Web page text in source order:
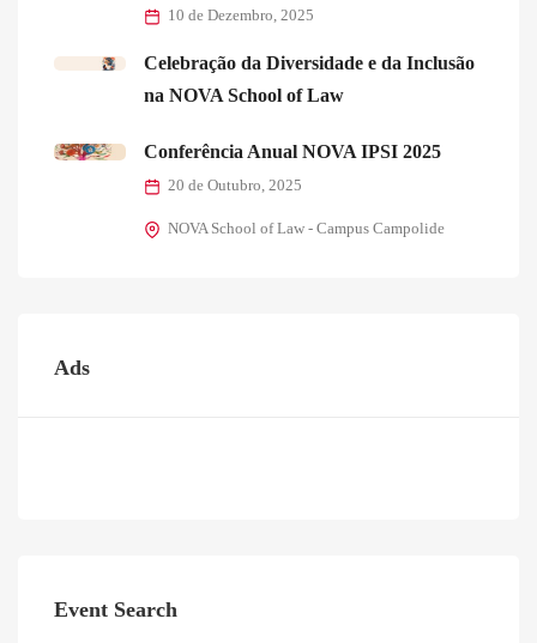
10 de Dezembro, 2025
Celebração da Diversidade e da Inclusão
na NOVA School of Law
Conferência Anual NOVA IPSI 2025
20 de Outubro, 2025
NOVA School of Law - Campus Campolide
Ads
Event Search